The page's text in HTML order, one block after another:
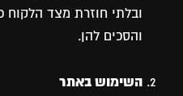
ובלתי חוזרת מצד הלקוח
והסכים להן.
השימוש באתר